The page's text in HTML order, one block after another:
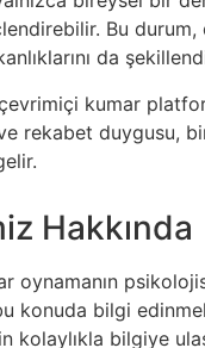
Bu
da
kumar
ve rekabet duygusu,
Hakkında
oynamanın
bu konuda bilgi
kolaylıkla bilgiye